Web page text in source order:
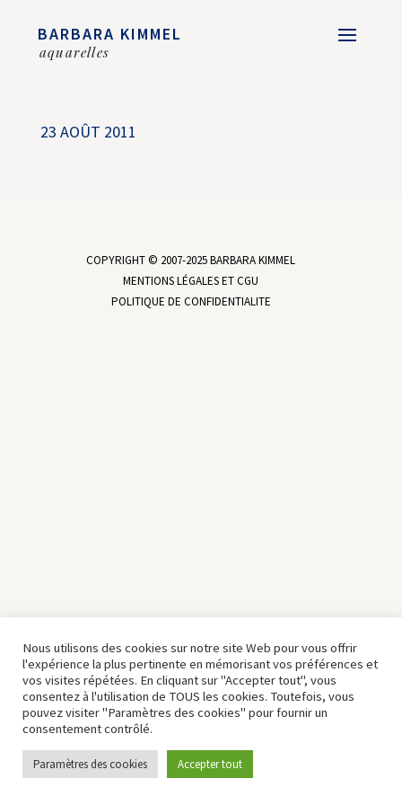
BARBARA KIMMEL
aquarelles
23 AOÛT 2011
COPYRIGHT © 2007-2025 BARBARA KIMMEL
MENTIONS LÉGALES ET CGU
POLITIQUE DE CONFIDENTIALITE
Nous utilisons des cookies sur notre site Web pour vous offrir
l'expérience la plus pertinente en mémorisant vos préférences et
vos visites répétées. En cliquant sur "Accepter tout", vous
consentez à l'utilisation de TOUS les cookies. Toutefois, vous
pouvez visiter "Paramètres des cookies" pour fournir un
consentement contrôlé.
Paramètres des cookies Accepter tout